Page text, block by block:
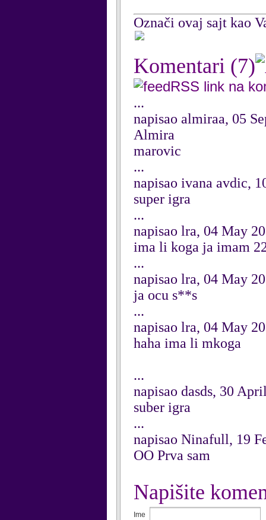
Označi ovaj sajt kao
Komentari (7)
RSS link na
...
napisao almiraa, 05
Almira
marovic
...
napisao ivana avdic,
super igra
...
napisao lra, 04 May
ima li koga ja imam
...
napisao lra, 04 May
ja ocu s**s
...
napisao lra, 04 May
haha ima li mkoga
...
napisao dasds, 30
suber igra
...
napisao Ninafull, 19
OO Prva sam
Napišite
Ime